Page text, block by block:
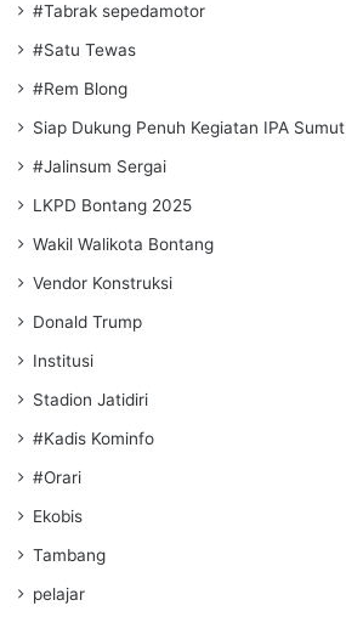
#Tabrak sepedamotor
#Satu Tewas
#Rem Blong
Siap Dukung Penuh Kegiatan IPA Sumut
#Jalinsum Sergai
LKPD Bontang 2025
Wakil Walikota Bontang
Vendor Konstruksi
Donald Trump
Institusi
Stadion Jatidiri
#Kadis Kominfo
#Orari
Ekobis
Tambang
pelajar